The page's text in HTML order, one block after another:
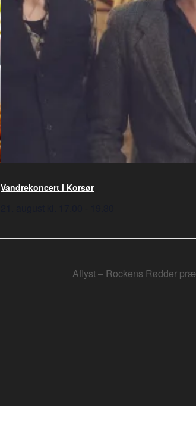
Vandrekoncert i Korsør
Aflyst – Rockens Rødder